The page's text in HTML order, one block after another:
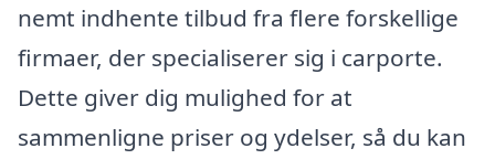
nemt indhente tilbud fra flere forskellige
firmaer, der specialiserer sig i carporte.
Dette giver dig mulighed for at
sammenligne priser og ydelser, så du kan